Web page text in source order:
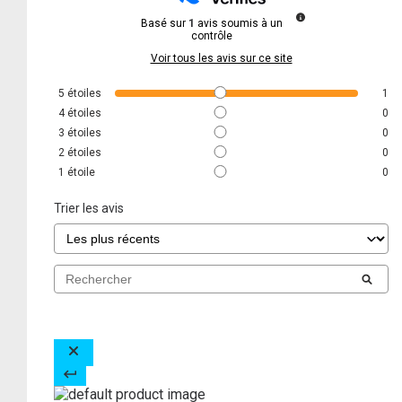
Basé sur 1 avis soumis à un
contrôle
Voir tous les avis sur ce site
5 étoiles
1
4 étoiles
0
3 étoiles
0
2 étoiles
0
1 étoile 0
Trier les avis